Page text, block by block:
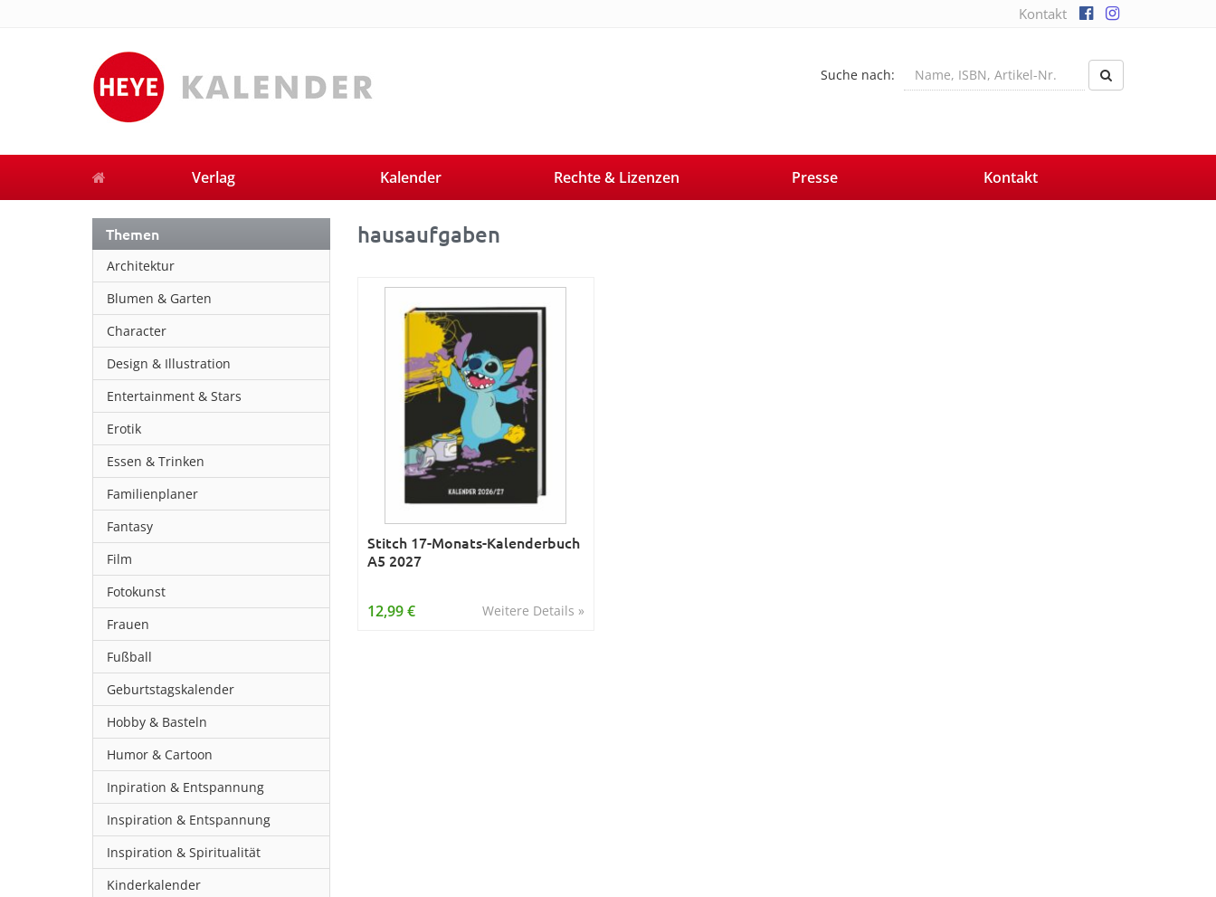
Kontakt
Suche nach:
Verlag Kalender Rechte & Lizenzen Presse Kontakt
Themen
Architektur
Blumen & Garten
Character
Design & Illustration
Entertainment & Stars
Erotik
Essen & Trinken
Familienplaner
Fantasy
Film
Fotokunst
Frauen
Fußball
Geburtstagskalender
Hobby & Basteln
Humor & Cartoon
Inpiration & Entspannung
Inspiration & Entspannung
Inspiration & Spiritualität
Kinderkalender
hausaufgaben
Stitch 17-Monats-Kalenderbuch
A5 2027
Weitere Details »
12,99 €